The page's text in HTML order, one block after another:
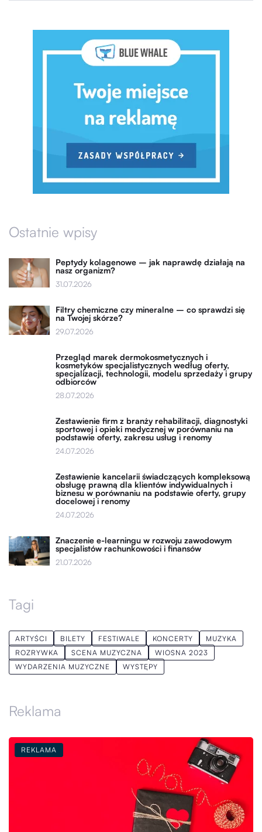
Ostatnie wpisy
Peptydy kolagenowe – jak naprawdę działają na
nasz organizm?
31.07.2026
Filtry chemiczne czy mineralne – co sprawdzi się
na Twojej skórze?
29.07.2026
Przegląd marek dermokosmetycznych i
kosmetyków specjalistycznych według oferty,
specjalizacji, technologii, modelu sprzedaży i grupy
odbiorców
28.07.2026
Zestawienie firm z branży rehabilitacji, diagnostyki
sportowej i opieki medycznej w porównaniu na
podstawie oferty, zakresu usług i renomy
24.07.2026
Zestawienie kancelarii świadczących kompleksową
obsługę prawną dla klientów indywidualnych i
biznesu w porównaniu na podstawie oferty, grupy
docelowej i renomy
24.07.2026
Znaczenie e-learningu w rozwoju zawodowym
specjalistów rachunkowości i finansów
21.07.2026
Tagi
ARTYŚCI BILETY FESTIWALE KONCERTY
MUZYKA
ROZRYWKA
SCENA MUZYCZNA
WIOSNA 2023
WYDARZENIA MUZYCZNE
WYSTĘPY
Reklama
REKLAMA